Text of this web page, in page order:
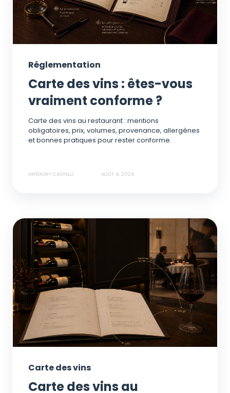
Réglementation
Carte des vins : êtes-vous
vraiment conforme ?
Carte des vins au restaurant : mentions
obligatoires, prix, volumes, provenance, allergènes
et bonnes pratiques pour rester conforme.
GRÉGORY CASTELLI AOÛT 4, 2026
Carte des vins
Carte des vins au